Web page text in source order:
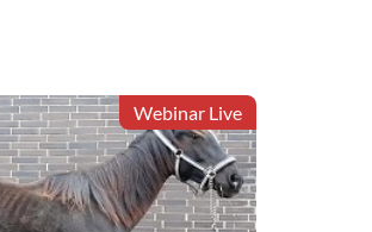
Webinar Live